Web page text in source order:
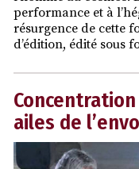
performance et à
résurgence de cette
d’édition, édité sous
ailes de